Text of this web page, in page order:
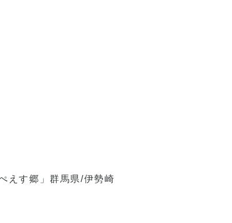
えす郷」群馬県/伊勢崎